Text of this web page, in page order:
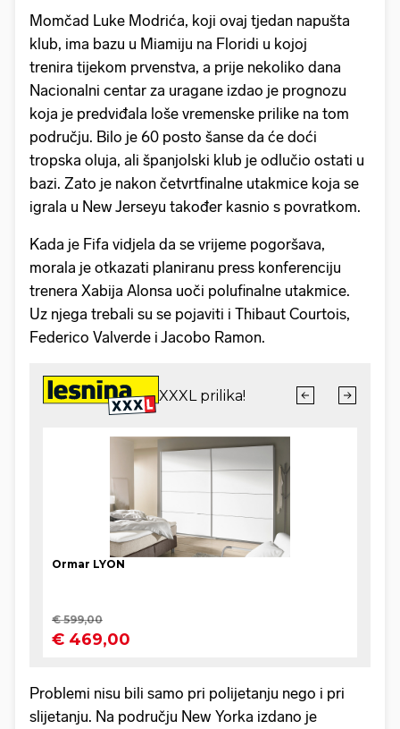
Momčad Luke Modrića, koji ovaj tjedan napušta
klub, ima bazu u Miamiju na Floridi u kojoj
trenira tijekom prvenstva, a prije nekoliko dana
Nacionalni centar za uragane izdao je prognozu
koja je predviđala loše vremenske prilike na tom
području. Bilo je 60 posto šanse da će doći
tropska oluja, ali španjolski klub je odlučio ostati u
bazi. Zato je nakon četvrtfinalne utakmice koja se
igrala u New Jerseyu također kasnio s povratkom.
Kada je Fifa vidjela da se vrijeme pogoršava,
morala je otkazati planiranu press konferenciju
trenera Xabija Alonsa uoči polufinalne utakmice.
Uz njega trebali su se pojaviti i Thibaut Courtois,
Federico Valverde i Jacobo Ramon.
Problemi nisu bili samo pri polijetanju nego i pri
slijetanju. Na području New Yorka izdano je